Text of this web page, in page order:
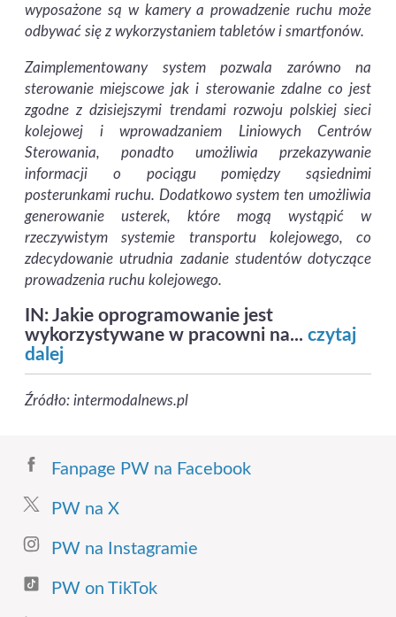
wyposażone są w kamery a prowadzenie ruchu może
odbywać się z wykorzystaniem tabletów i smartfonów.
Zaimplementowany system pozwala zarówno na
sterowanie miejscowe jak i sterowanie zdalne co jest
zgodne z dzisiejszymi trendami rozwoju polskiej sieci
kolejowej i wprowadzaniem Liniowych Centrów
Sterowania, ponadto umożliwia przekazywanie
informacji o pociągu pomiędzy sąsiednimi
posterunkami ruchu. Dodatkowo system ten umożliwia
generowanie usterek, które mogą wystąpić w
rzeczywistym systemie transportu kolejowego, co
zdecydowanie utrudnia zadanie studentów dotyczące
prowadzenia ruchu kolejowego.
IN: Jakie oprogramowanie jest
wykorzystywane w pracowni na... czytaj
dalej
Źródło: intermodalnews.pl
Fanpage PW na Facebook
PW na X
PW na Instagramie
PW on TikTok